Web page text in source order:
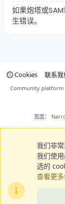
如果炮塔或
生错误。
Cookies 联系我
Community platform
宽度
我们非
我们使
选的
查看更